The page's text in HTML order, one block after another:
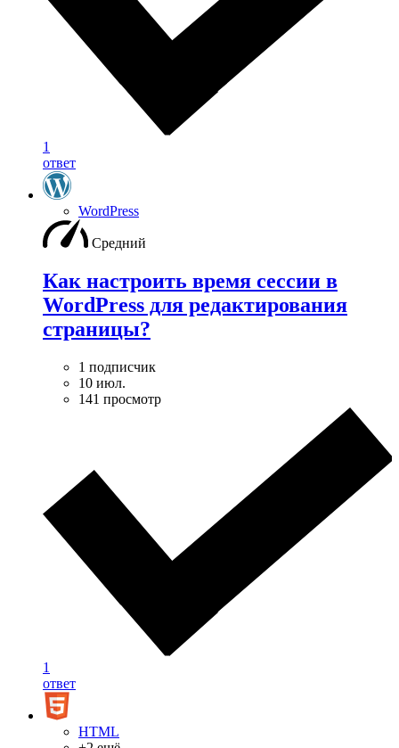
1
ответ
WordPress
Средний
Как настроить время сессии в
WordPress для редактирования
страницы?
1 подписчик
10 июл.
141 просмотр
1
ответ
HTML